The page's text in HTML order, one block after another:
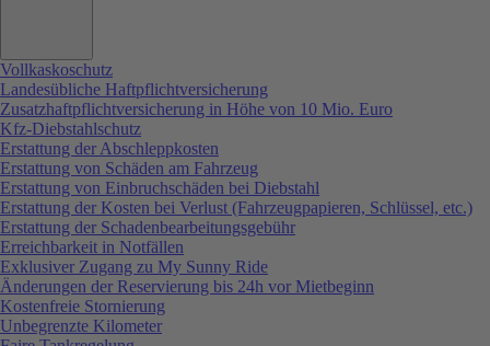
Vollkaskoschutz
Landesübliche Haftpflichtversicherung
Zusatzhaftpflichtversicherung in Höhe von 10 Mio. Euro
Kfz-Diebstahlschutz
Erstattung der Abschleppkosten
Erstattung von Schäden am Fahrzeug
Erstattung von Einbruchschäden bei Diebstahl
Erstattung der Kosten bei Verlust (Fahrzeugpapieren, Schlüssel, etc.)
Erstattung der Schadenbearbeitungsgebühr
Erreichbarkeit in Notfällen
Exklusiver Zugang zu My Sunny Ride
Änderungen der Reservierung bis 24h vor Mietbeginn
Kostenfreie Stornierung
Unbegrenzte Kilometer